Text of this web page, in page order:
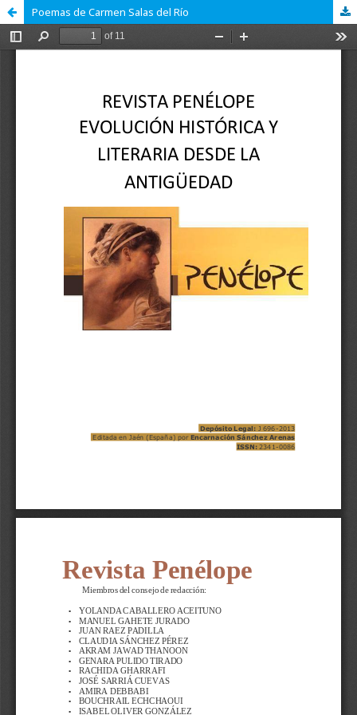
Poemas de Carmen Salas del Río